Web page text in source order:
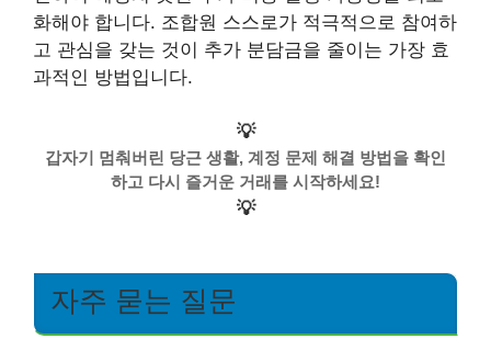
화해야 합니다. 조합원 스스로가 적극적으로 참여하
고 관심을 갖는 것이 추가 분담금을 줄이는 가장 효
과적인 방법입니다.
💡
갑자기 멈춰버린 당근 생활, 계정 문제 해결 방법을 확인
하고 다시 즐거운 거래를 시작하세요!
💡
자주 묻는 질문